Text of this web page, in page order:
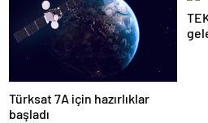
Türksat 7A için hazırlıklar
başladı